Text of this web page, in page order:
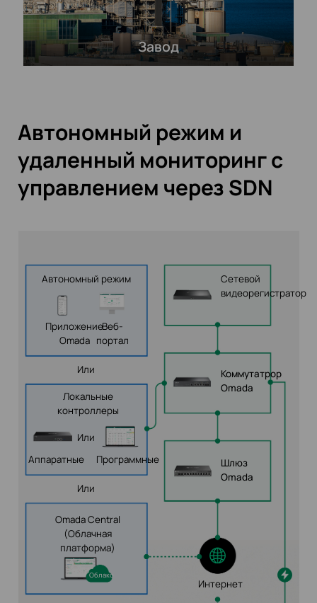
Завод
Автономный режим и
удаленный мониторинг с
управлением через SDN
Автономный режим
Приложение
Omada
Веб-
портал
Или
Локальные
контроллеры
Аппаратные
Или
Программные
Или
Omada Central
(Облачная
платформа)
Облако
Сетевой
видеорегистратор
Коммутатрор
Omada
Шлюз
Omada
Интернет